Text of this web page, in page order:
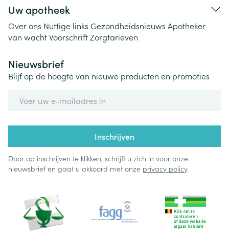
Uw apotheek
Over ons Nuttige links Gezondheidsnieuws Apotheker
van wachtVoorschriftZorgtarieven
Nieuwsbrief
Blijf op de hoogte van nieuwe producten en promoties
Inschrijven
Door op inschrijven te klikken, schrijft u zich in voor onze
nieuwsbrief en gaat u akkoord met onze privacy policy.